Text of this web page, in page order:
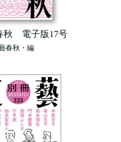
秋 電子版17号
春秋・編